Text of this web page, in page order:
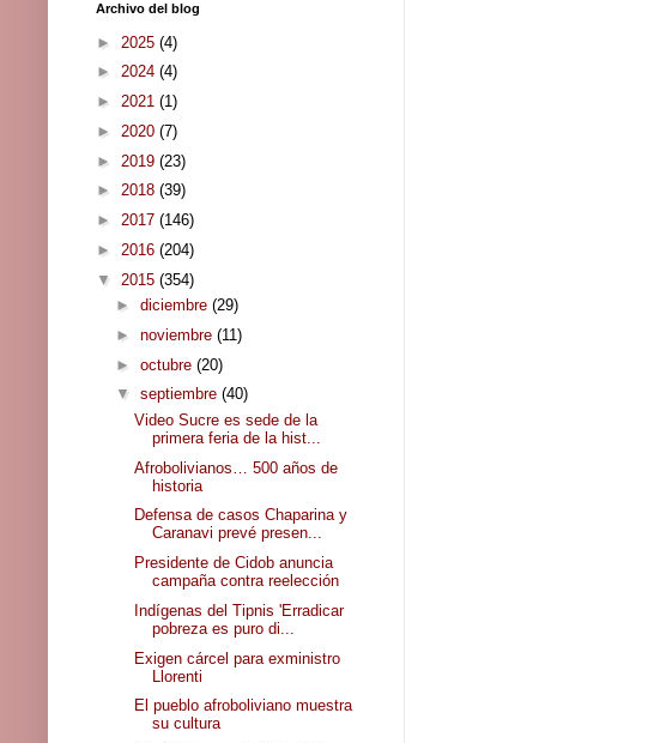
Archivo del blog
► 2025 (4)
► 2024 (4)
► 2021 (1)
► 2020 (7)
► 2019 (23)
► 2018 (39)
► 2017 (146)
► 2016 (204)
▼ 2015 (354)
► diciembre (29)
► noviembre (11)
► octubre (20)
▼ septiembre (40)
Video Sucre es sede de la
primera feria de la hist...
Afrobolivianos… 500 años de
historia
Defensa de casos Chaparina y
Caranavi prevé presen...
Presidente de Cidob anuncia
campaña contra reelección
Indígenas del Tipnis 'Erradicar
pobreza es puro di...
Exigen cárcel para exministro
Llorenti
El pueblo afroboliviano muestra
su cultura